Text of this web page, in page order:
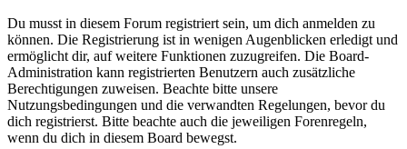
Du musst in diesem Forum registriert sein, um dich anmelden zu
können. Die Registrierung ist in wenigen Augenblicken erledigt und
ermöglicht dir, auf weitere Funktionen zuzugreifen. Die Board-
Administration kann registrierten Benutzern auch zusätzliche
Berechtigungen zuweisen. Beachte bitte unsere
Nutzungsbedingungen und die verwandten Regelungen, bevor du
dich registrierst. Bitte beachte auch die jeweiligen Forenregeln,
wenn du dich in diesem Board bewegst.